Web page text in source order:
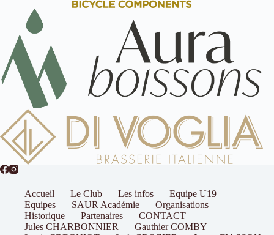
Accueil Le Club Les infos
Equipe U19
Equipes
SAUR Académie
Organisations
Historique
Partenaires
CONTACT
Jules CHARBONNIER
Gauthier COMBY